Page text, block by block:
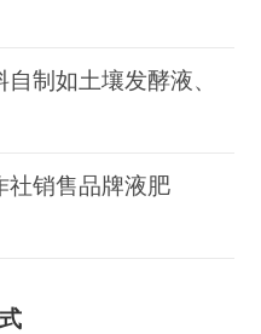
制如土壤发酵液、
社销售品牌液肥